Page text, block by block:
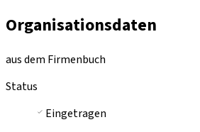
Organisationsdaten
aus dem Firmenbuch
Status
Eingetragen